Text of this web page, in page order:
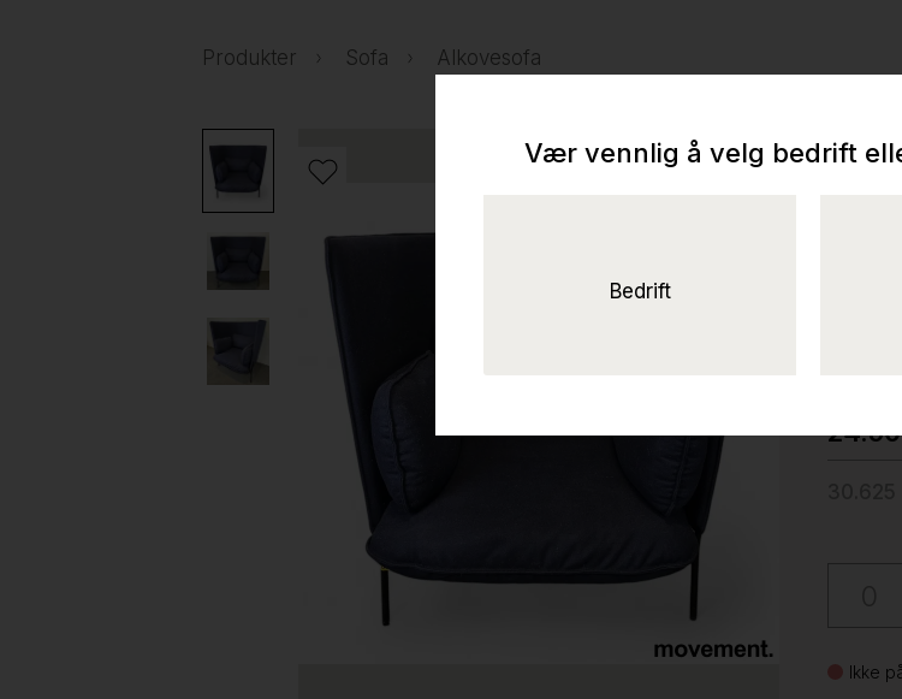
Produkter Sofa Alkovesofa
stoff
Ikke
Vær vennlig å velg bedrift
Bedrift